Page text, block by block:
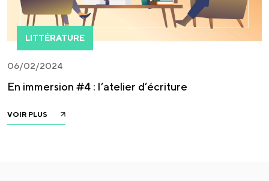
LITTÉRATURE
06/02/2024
En immersion #4 : l’atelier d’écriture
VOIR PLUS